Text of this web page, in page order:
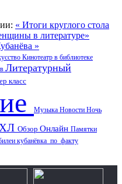
« Итоги круглого стола
в литературе»
»
Кинотеатр в библиотеке
Литературный
класс
Музыка Новости Ночь
Обзор Онлайн Памятки
кубанёвка_по_факту